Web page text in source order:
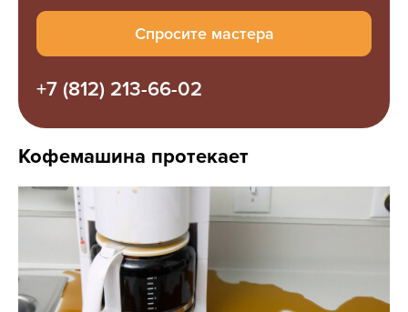
Спросите мастера
+7 (812) 213-66-02
Кофемашина протекает